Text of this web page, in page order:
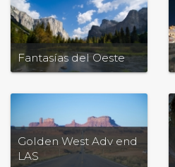
Fantasías del Oeste
Golden West Adv end
LAS